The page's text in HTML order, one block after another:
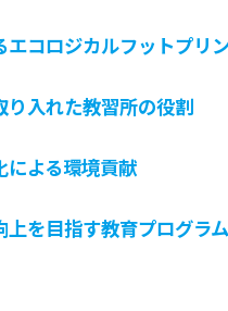
エコロジカルフットプリ
り入れた教習所の役割
による環境貢献
上を目指す教育プログラム